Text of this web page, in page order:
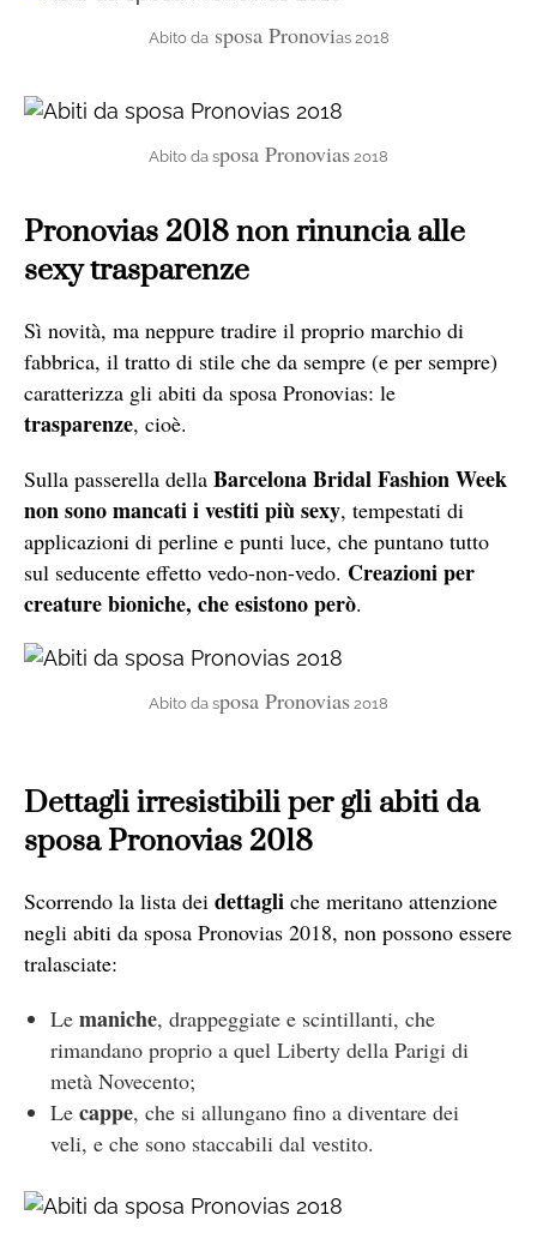
Abito dasposa Pronovias 2018
Abito da sposa Pronovias 2018
Pronovias 2018 non rinuncia alle
sexy trasparenze
Sì novità, ma neppure tradire il proprio marchio di
fabbrica, il tratto di stile che da sempre (e per sempre)
caratterizza gli abiti da sposa Pronovias: le
trasparenze, cioè.
Sulla passerella della Barcelona Bridal Fashion Week
non sono mancati i vestiti più sexy, tempestati di
applicazioni di perline e punti luce, che puntano tutto
sul seducente effetto vedo-non-vedo. Creazioni per
creature bioniche, che esistono però.
Abito da sposa Pronovias 2018
Dettagli irresistibili per gli abiti da
sposa Pronovias 2018
Scorrendo la lista dei dettagli che meritano attenzione
negli abiti da sposa Pronovias 2018, non possono essere
tralasciate:
Le maniche, drappeggiate e scintillanti, che
rimandano proprio a quel Liberty della Parigi di
metà Novecento;
Le cappe, che si allungano fino a diventare dei
veli, e che sono staccabili dal vestito.